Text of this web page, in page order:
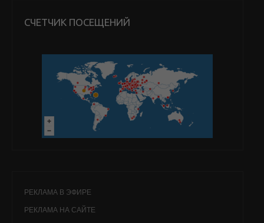
СЧЕТЧИК ПОСЕЩЕНИЙ
РЕКЛАМА В ЭФИРЕ
РЕКЛАМА НА САЙТЕ